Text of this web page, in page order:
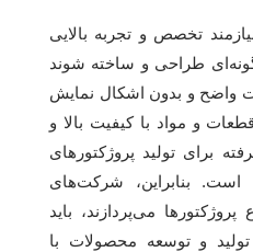
تخصص و تجربه بالایی
طراحی و ساخته شوند
واضح و بدون اشکال نمایش
و مواد با کیفیت بالا و
برای تولید پروژکتورهای
بنابراین، شرکت‌های
می‌پردازند، باید
تولید و توسعه محصولات با